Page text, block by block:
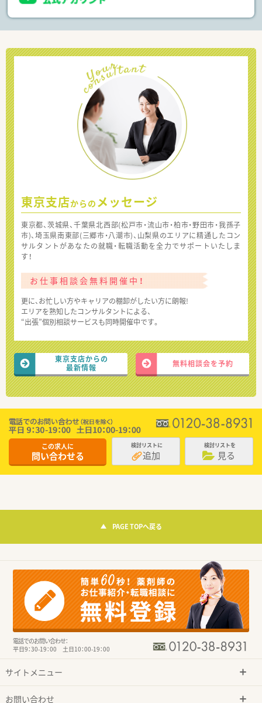
東京支店からの メッセージ
東京都、茨城県、千葉県北西部(松戸市・流山市・柏市・野田市・我孫子
市)、埼玉県南東部(三郷市・八潮市)、山梨県のエリアに精通したコン
サルタントがあなたの就職・転職活動を全力でサポートいたしま
す！
お仕事相談会無料開催中！
更に、お忙しい方やキャリアの棚卸がしたい方に朗報!
エリアを熟知したコンサルタントによる、
“出張”個別相談サービスも同時開催中です。
東京支店からの
最新情報
無料相談会を予約
この求人に
問い合わせる
検討リストに
追加
検討リストを
見る
PAGE TOPへ戻る
電話でのお問い合わせ：
平日9：30-19：00 土日10：00-19：00
サイトメニュー
お問い合わせ